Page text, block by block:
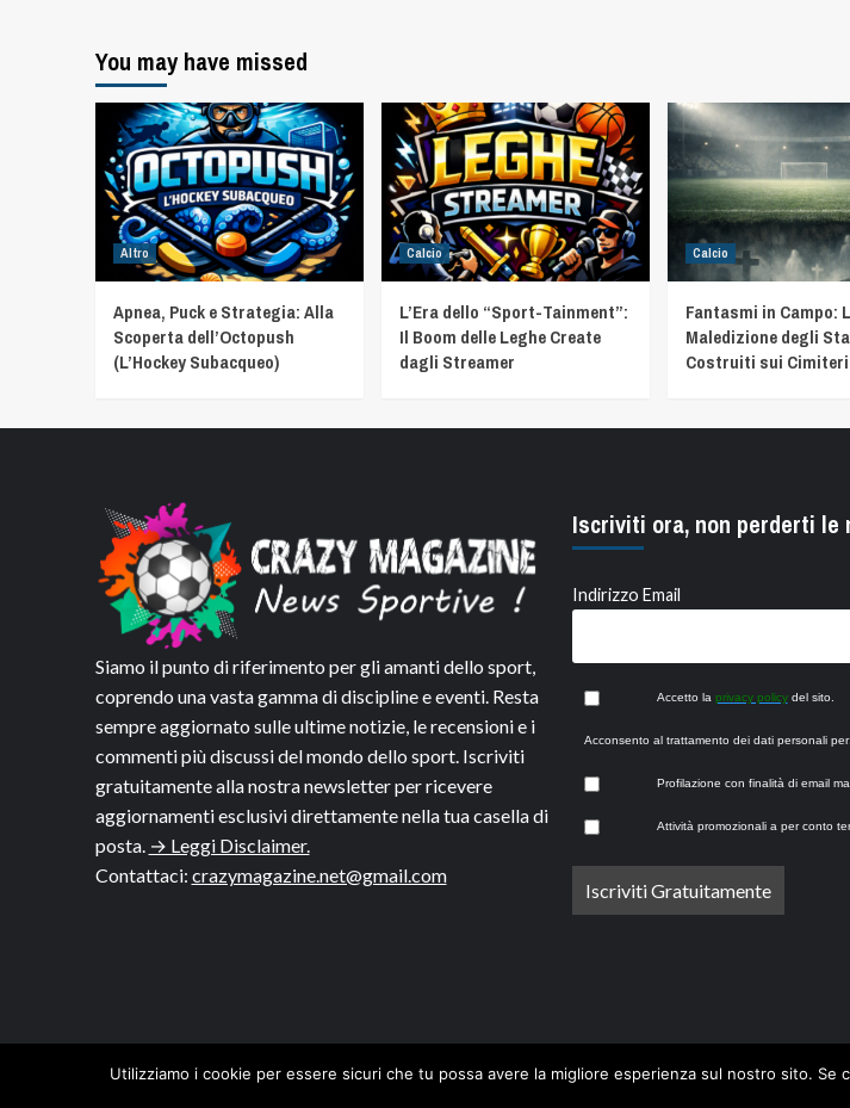
You may have missed
Altro
Apnea, Puck e Strategia: Alla
Scoperta dell’Octopush
(L’Hockey Subacqueo)
Calcio
L’Era dello “Sport-Tainment”:
Il Boom delle Leghe Create
dagli Streamer
Calcio
Fantasmi in Campo:
Maledizione degli
Costruiti sui Cimiteri
Siamo il punto di riferimento per gli amanti dello sport,
coprendo una vasta gamma di discipline e eventi. Resta
sempre aggiornato sulle ultime notizie, le recensioni e i
commenti più discussi del mondo dello sport. Iscriviti
gratuitamente alla nostra newsletter per ricevere
aggiornamenti esclusivi direttamente nella tua casella di
posta. → Leggi Disclaimer.
Contattaci: crazymagazine.net@gmail.com
Iscriviti ora, non perderti le
Indirizzo Email
Accetto la privacy policydel sito.
Acconsento al trattamento dei dati personali per:
Profilazione con finalità di email
Attività promozionali a per conto
Utilizziamo i cookie per essere sicuri che tu possa avere la migliore esperienza sul nostro sito.